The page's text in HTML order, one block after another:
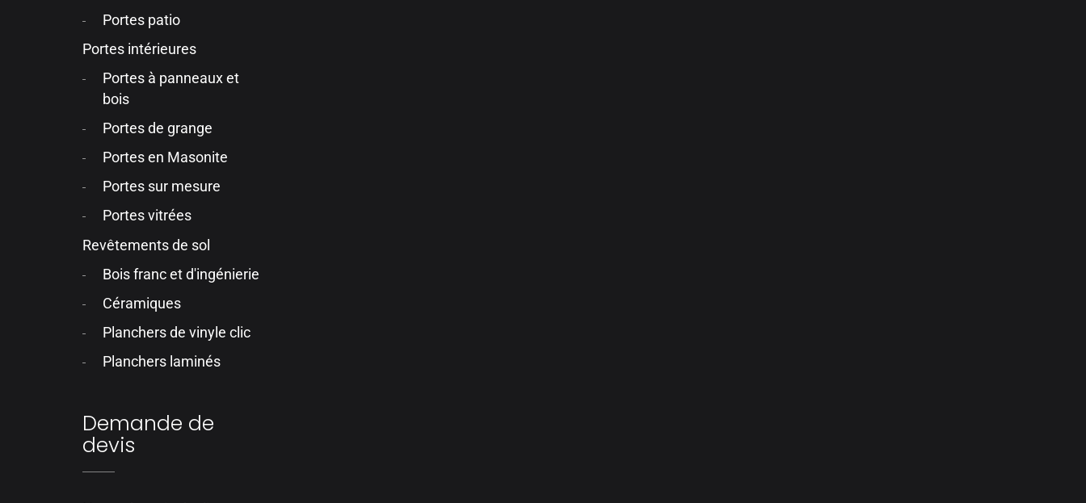
Portes patio
Portes intérieures
Portes à panneaux et
bois
Portes de grange
Portes en Masonite
Portes sur mesure
Portes vitrées
Revêtements de sol
Bois franc et d'ingénierie
Céramiques
Planchers de vinyle clic
Planchers laminés
Demande de
devis